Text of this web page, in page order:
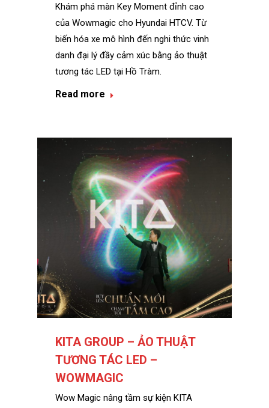
Khám phá màn Key Moment đỉnh cao
của Wowmagic cho Hyundai HTCV. Từ
biến hóa xe mô hình đến nghi thức vinh
danh đại lý đầy cảm xúc bằng ảo thuật
tương tác LED tại Hồ Tràm.
Read more
KITA GROUP – ẢO THUẬT
TƯƠNG TÁC LED –
WOWMAGIC
Wow Magic nâng tầm sự kiện KITA